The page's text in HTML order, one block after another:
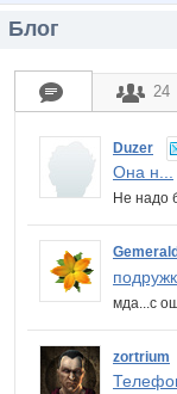
Блог
24
Duzer
Она н...
Не надо
мда...с
zortrium